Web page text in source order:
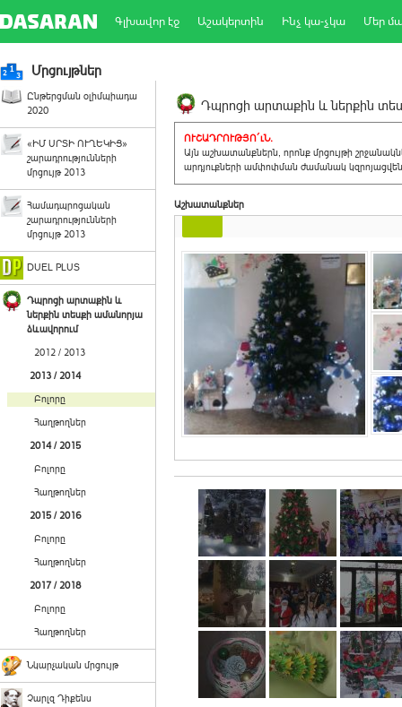
Գլխավոր էջ Աշակերտին Ինչ կա-չկա Մեր
Մրցույթներ
Ընթերցման օլիմպիադա
2020
«ԻՄ ՍՐՏԻ ՈՒՂԵԿԻՑ»
շարադրությունների
մրցույթ 2013
Համադպրոցական
շարադրությունների
մրցույթ 2013
DUEL PLUS
Դպրոցի արտաքին և
ներքին տեսքի ամանորյա
ձևավորում
2012 / 2013
2013 / 2014
Բոլորը
Հաղթողներ
2014 / 2015
Բոլորը
Հաղթողներ
2015 / 2016
Բոլորը
Հաղթողներ
2017 / 2018
Բոլորը
Հաղթողներ
Նկարչական մրցույթ
Չարլզ Դիքենս
Դպրոցի արտաքին և ներքին
ՈՒՇԱԴՐՈՒԹՅՈ´ւՆ.
Այն աշխատանքներն, որոնք մրցույթի
արդյուքների ամփոփման ժամանակ
Աշխատանքներ